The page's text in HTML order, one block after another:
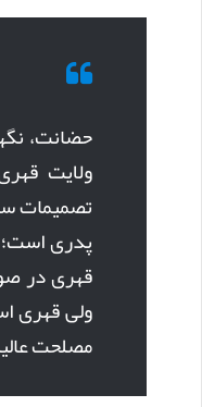
حضانت،
ولایت
تصمیمات
پدری است؛
قهری در
ولی قهری
مصلحت